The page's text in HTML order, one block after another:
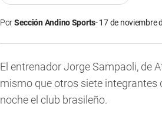
PorSección Andino Sports 17 de noviembre
El entrenador Jorge Sampaoli, de
mismo que otros siete
noche el club brasileño.